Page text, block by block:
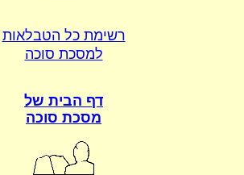
רשימת כל הטבלאות
למסכת סוכה
דף הבית של
מסכת סוכה